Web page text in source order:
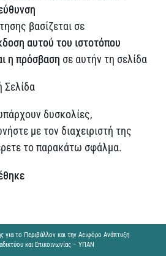
βασίζεται σε
αυτού του ιστοτόπου
η πρόσβαση σε αυτήν τη σελίδα
Σελίδα
δυσκολίες,
με τον διαχειριστή της
το παρακάτω σφάλμα.
το Περιβάλλον και την Αειφόρο Ανάπτυξη
και Επικοινωνίας – ΥΠΑΝ